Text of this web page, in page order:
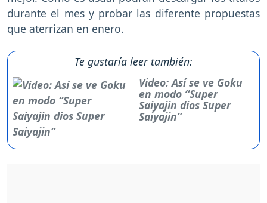
durante el mes y probar las diferente propuestas
que aterrizan en enero.
Te gustaría leer también:
Video: Así se ve Goku
en modo “Super
Saiyajin dios Super
Saiyajin”